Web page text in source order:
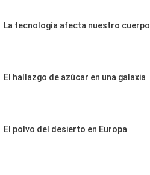
La tecnología afecta nuestro cuerpo
El hallazgo de azúcar en una galaxia
El polvo del desierto en Europa